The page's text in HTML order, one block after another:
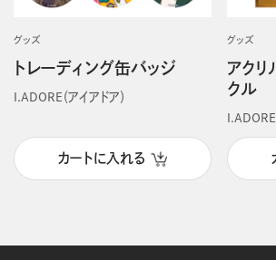
グッズ
トレーディング缶バッジ
I.ADORE（アイアドア）
カートに入れる
グッズ
アクリ
クル
I.ADORE